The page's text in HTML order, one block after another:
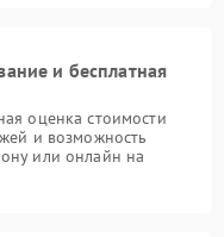
и бесплатная
оценка стоимости
и возможность
или онлайн на